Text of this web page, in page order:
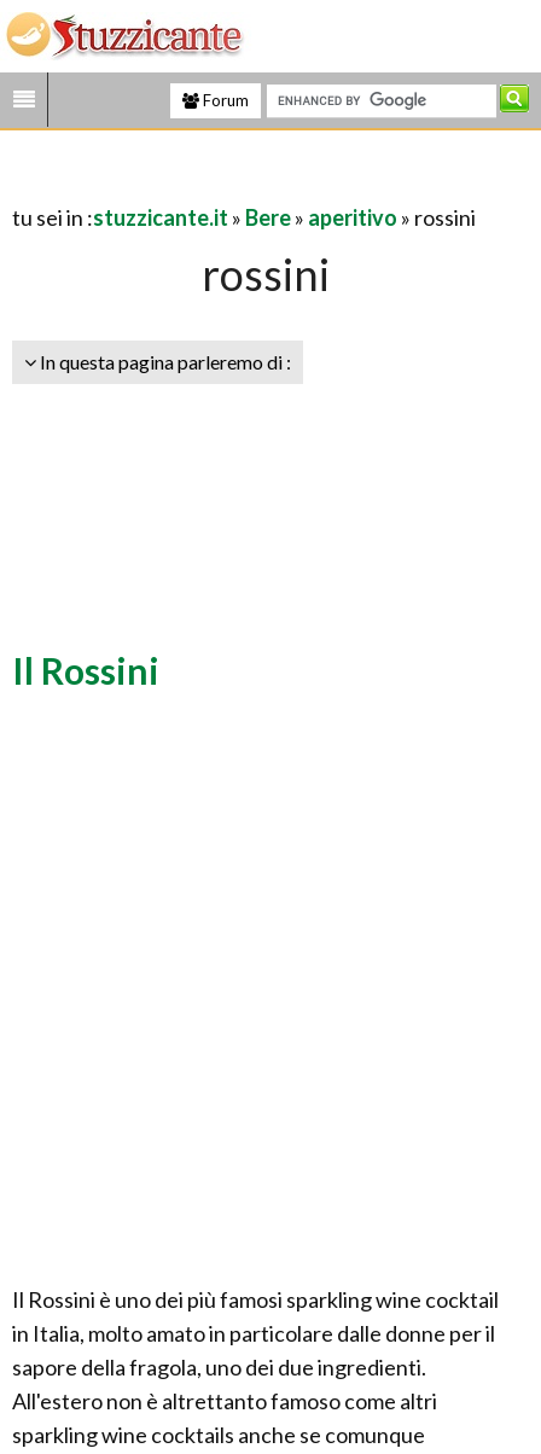
Forum
tu sei in :stuzzicante.it » Bere» aperitivo » rossini
rossini
In questa pagina parleremo di :
Il Rossini
Il Rossini è uno dei più famosi sparkling wine cocktail
in Italia, molto amato in particolare dalle donne per il
sapore della fragola, uno dei due ingredienti.
All'estero non è altrettanto famoso come altri
sparkling wine cocktails anche se comunque